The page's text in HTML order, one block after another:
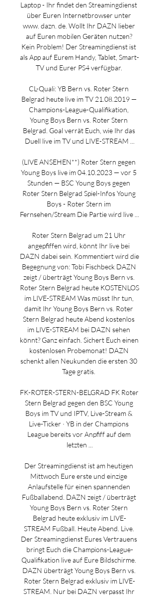
Laptop - Ihr findet den Streamingdienst
über Euren Internetbrowser unter
www. dazn. de. Wollt Ihr DAZN lieber
auf Euren mobilen Geräten nutzen?
Kein Problem! Der Streamingdienst ist
als App auf Eurem Handy, Tablet, Smart-
TV und Eurer PS4 verfügbar.
CL-Quali: YB Bern vs. Roter Stern
Belgrad heute live im TV 21.08.2019 —
Champions-League-Qualifikation,
Young Boys Bern vs. Roter Stern
Belgrad. Goal verrät Euch, wie Ihr das
Duell live im TV und LIVE-STREAM ...
(LIVE ANSEHEN**) Roter Stern gegen
Young Boys live im 04.10.2023 — vor 5
Stunden — BSC Young Boys gegen
Roter Stern Belgrad Spiel-Infos Young
Boys - Roter Stern im
Fernsehen/Stream Die Partie wird live ...
Roter Stern Belgrad um 21 Uhr
angepfiffen wird, könnt Ihr live bei
DAZN dabei sein. Kommentiert wird die
Begegnung von: Tobi Fischbeck DAZN
zeigt / überträgt Young Boys Bern vs.
Roter Stern Belgrad heute KOSTENLOS
im LIVE-STREAM Was müsst Ihr tun,
damit Ihr Young Boys Bern vs. Roter
Stern Belgrad heute Abend kostenlos
im LIVE-STREAM bei DAZN sehen
könnt? Ganz einfach. Sichert Euch einen
kostenlosen Probemonat! DAZN
schenkt allen Neukunden die ersten 30
Tage gratis.
FK-ROTER-STERN-BELGRAD FK Roter
Stern Belgrad gegen den BSC Young
Boys im TV und IPTV, Live-Stream &
Live-Ticker · YB in der Champions
League bereits vor Anpfiff auf dem
letzten ...
Der Streamingdienst ist am heutigen
Mittwoch Eure erste und einzige
Anlaufstelle für einen spannenden
Fußballabend. DAZN zeigt / überträgt
Young Boys Bern vs. Roter Stern
Belgrad heute exklusiv im LIVE-
STREAM Fußball. Heute Abend. Live.
Der Streamingdienst Eures Vertrauens
bringt Euch die Champions-League-
Qualifikation live auf Eure Bildschirme.
DAZN überträgt Young Boys Bern vs.
Roter Stern Belgrad exklusiv im LIVE-
STREAM. Nur bei DAZN verpasst Ihr